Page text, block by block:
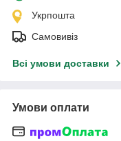
Укрпошта
Самовивіз
Всі умови доставки
Умови оплати